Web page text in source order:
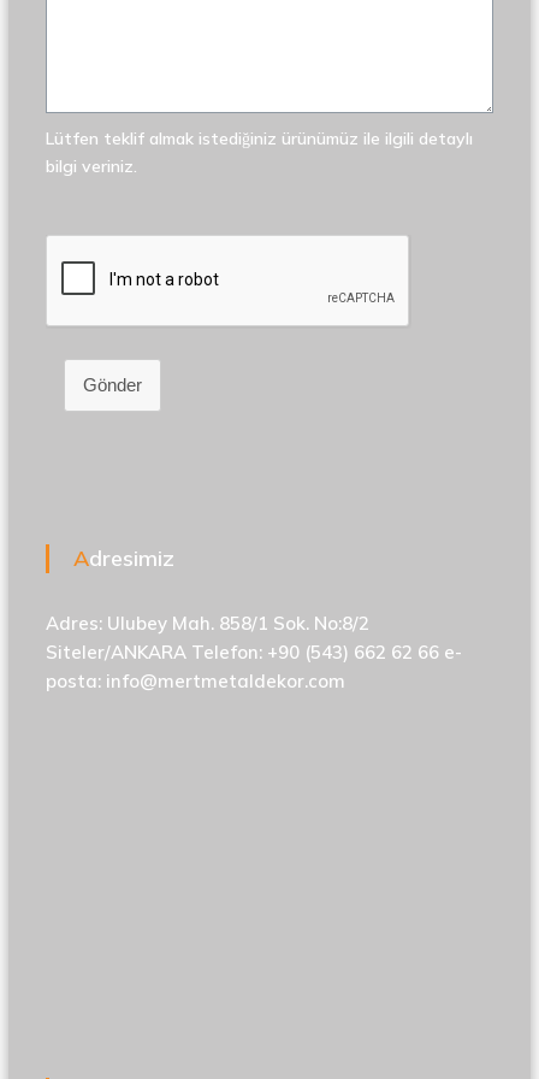
Lütfen teklif almak istediğiniz ürünümüz ile ilgili detaylı
bilgi veriniz.
Gönder
Adresimiz
Adres: Ulubey Mah. 858/1 Sok. No:8/2
Siteler/ANKARA Telefon: +90 (543) 662 62 66 e-
posta: info@mertmetaldekor.com